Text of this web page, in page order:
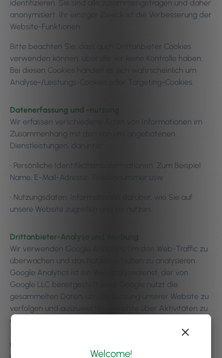
identifizieren. Sie sind alle zusammengetragen und daher
anonymisiert. Ihr einziger Zweck ist die Verbesserung der
Website-Funktionen.
Bitte beachten Sie, dass auch Drittanbieter Cookies
verwenden können, über die wir keine Kontrolle haben.
Bei diesen Cookies handelt es sich wahrscheinlich um
Analyse-/Leistungs-Cookies oder Targeting-Cookies.
Datenerfassung und -nutzung
Wir erfassen verschiedene Arten von Informationen im
Zusammenhang mit den von uns angebotenen
Dienstleistungen, darunter:
• Persönliche Identifikationsinformationen: Zum Beispiel
Name, E-Mail-Adresse, Telefonnummer usw.
• Nutzungsdaten: Informationen darüber, wie Sie auf
unsere Website zugreifen und sie nutzen.
Drittanbieter-Analyse und Werbung
Wir verwenden Google Analytics, um den Web-Traffic zu
überwachen und das Nutzerverhalten zu analysieren.
Google Analytics ist ein Webanalysedienst, der von
Google LLC bereitgestellt wird. Google nutzt die
gesammelten Daten, um die Nutzung unserer Website zu
verfolgen und auszuwerten, Berichte über Aktivitäten zu
erstellen und diese mit anderen Google-Diensten zu
teilen. Google kann die gesammelten Daten verwenden,
um Anzeigen innerhalb seines Werbenetzwerks zu
personalisieren und zu kontextualisieren. Weitere
Welcome!